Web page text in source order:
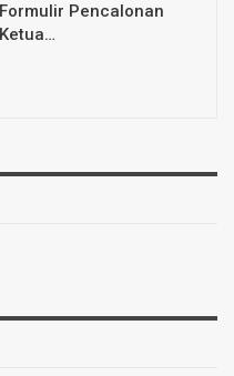
Formulir Pencalonan
Ketua…